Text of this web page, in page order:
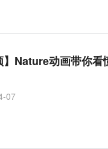
】Nature动画带你
07